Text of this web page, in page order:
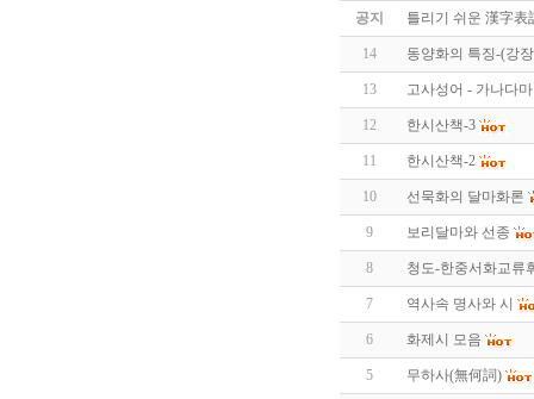
공지 틀리기 쉬운 漢字表
14 동양화의 특징-(강
13 고사성어 - 가나다
12 한시산책-3
11 한시산책-2
10 선묵화의 달마화론
9 보리달마와 선종
8 청도-한중서화교류
7 역사속 명사와 시
6 화제시 모음
5 무하사(無何詞)